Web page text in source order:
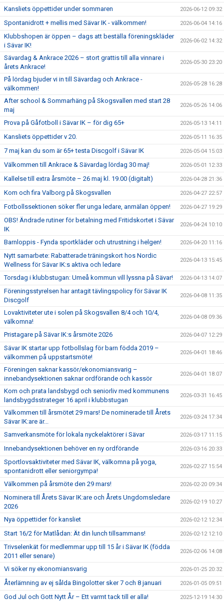
Kansliets öppettider under sommaren 2026-06-12 09:32
Spontanidrott + mellis med Sävar IK - välkommen! 2026-06-04 14:16
Klubbshopen är öppen – dags att beställa föreningskläder
i Sävar IK!
2026-06-02 14:32
Sävardag & Ankrace 2026 – stort grattis till alla vinnare i
årets Ankrace!
2026-05-30 23:20
På lördag bjuder vi in till Sävardag och Ankrace -
välkommen!
2026-05-28 16:28
After school & Sommarhäng på Skogsvallen med start 28
maj
2026-05-26 14:06
Prova på Gåfotboll i Sävar IK – för dig 65+ 2026-05-13 14:11
Kansliets öppettider v 20. 2026-05-11 16:35
7 maj kan du som är 65+ testa Discgolf i Sävar IK 2026-05-04 15:03
Välkommen till Ankrace & Sävardag lördag 30 maj! 2026-05-01 12:33
Kallelse till extra årsmöte – 26 maj kl. 19.00 (digitalt) 2026-04-28 21:36
Kom och fira Valborg på Skogsvallen 2026-04-27 22:57
Fotbollssektionen söker fler unga ledare, anmälan öppen! 2026-04-27 19:29
OBS! Ändrade rutiner för betalning med Fritidskortet i Sävar
IK
2026-04-24 10:10
Barnloppis - Fynda sportkläder och utrustning i helgen! 2026-04-20 11:16
Nytt samarbete: Rabatterade träningskort hos Nordic
Wellness för Sävar IK:s aktiva och ledare
2026-04-13 15:45
Torsdag i klubbstugan: Umeå kommun vill lyssna på Sävar! 2026-04-13 14:07
Föreningsstyrelsen har antagit tävlingspolicy för Sävar IK
Discgolf
2026-04-08 11:35
Lovaktiviteter ute i solen på Skogsvallen 8/4 och 10/4,
välkomna!
2026-04-08 09:36
Pristagare på Sävar IK:s årsmöte 2026 2026-04-07 12:29
Sävar IK startar upp fotbollslag för barn födda 2019 –
välkommen på uppstartsmöte!
2026-04-01 18:46
Föreningen saknar kassör/ekonomiansvarig –
innebandysektionen saknar ordförande och kassör
2026-04-01 18:07
Kom och prata landsbygd och seniorliv med kommunens
landsbygdsstrateger 16 april i klubbstugan
2026-03-31 16:45
Välkommen till årsmötet 29 mars! De nominerade till Årets
Sävar IK:are är...
2026-03-24 17:34
Samverkansmöte för lokala nyckelaktörer i Sävar 2026-03-17 11:15
Innebandysektionen behöver en ny ordförande 2026-03-16 20:33
Sportlovsaktiviteter med Sävar IK, välkomna på yoga,
spontanidrott eller seniorgympa!
2026-02-27 15:54
Välkommen på årsmöte den 29 mars! 2026-02-20 09:34
Nominera till Årets Sävar IK:are och Årets Ungdomsledare
2026
2026-02-19 10:27
Nya öppettider för kansliet 2026-02-12 12:34
Start 16/2 för Matlådan: Ät din lunch tillsammans! 2026-02-12 12:10
Trivselenkät för medlemmar upp till 15 år i Sävar IK (födda
2011 eller senare)
2026-02-06 14:08
Vi söker ny ekonomiansvarig 2026-01-25 20:32
Återlämning av ej sålda Bingolotter sker 7 och 8 januari 2026-01-05 09:51
God Jul och Gott Nytt År – Ett varmt tack till er alla! 2025-12-19 14:30